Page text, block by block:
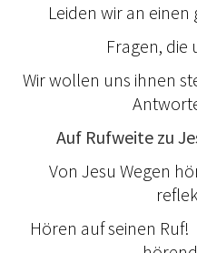
Leiden wir an
Fragen, die
Wir wollen uns ihnen
Auf Rufweite zu
Von Jesu Wegen
Hören auf seinen